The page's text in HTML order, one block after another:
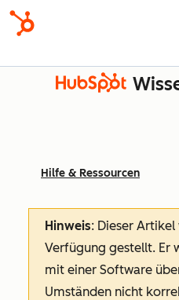
Hilfe & Ressourcen
Hinweis: Dieser
Verfügung gestellt. Er
mit einer Software
Umständen nicht